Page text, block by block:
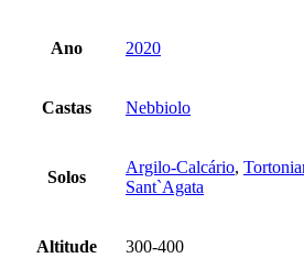
Ano 2020
Castas Nebbiolo
Solos
Argilo-Calcário,
Sant`Agata
Altitude 300-400